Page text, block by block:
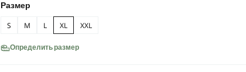
Размер
S M L XL XXL
Определить размер